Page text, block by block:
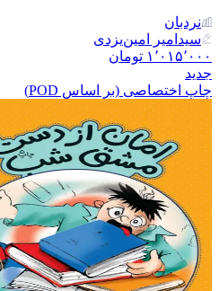
نردبان
سیدامیر امین‌یزدی
۱٬۰۱۵٬۰۰۰ تومان
جدید
چاپ اختصاصی (بر اساس POD)